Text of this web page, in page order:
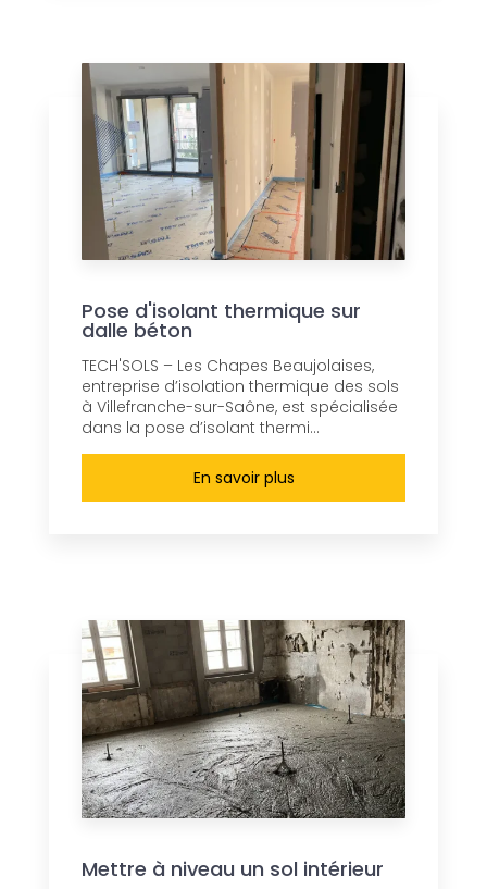
Pose d'isolant thermique sur
dalle béton
TECH'SOLS – Les Chapes Beaujolaises,
entreprise d’isolation thermique des sols
à Villefranche-sur-Saône, est spécialisée
dans la pose d’isolant thermi...
En savoir plus
Mettre à niveau un sol intérieur